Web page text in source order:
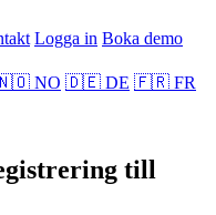
Logga in Boka demo
NO 🇩🇪 DE 🇫🇷 FR
till